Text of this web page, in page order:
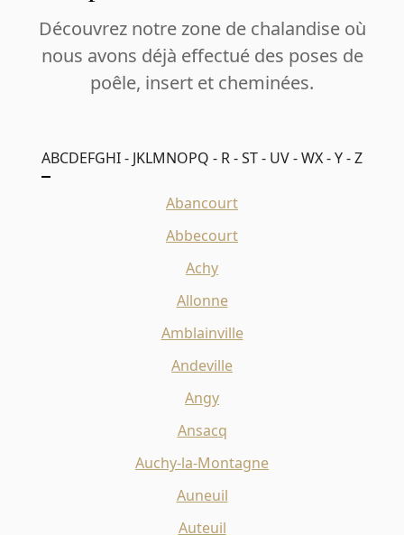
Découvrez notre zone de chalandise où
nous avons déjà effectué des poses de
poêle, insert et cheminées.
ABCDEFGHI - JKLMNOPQ - R - ST - UV - WX - Y - Z
Abancourt
Abbecourt
Achy
Allonne
Amblainville
Andeville
Angy
Ansacq
Auchy-la-Montagne
Auneuil
Auteuil